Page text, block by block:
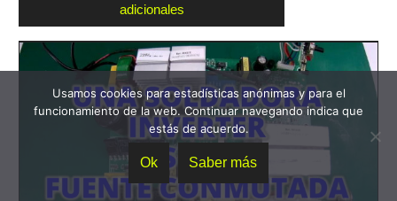
adicionales
Usamos cookies para estadísticas anónimas y para el
funcionamiento de la web. Continuar navegando indica que
estás de acuerdo.
Ok Saber más